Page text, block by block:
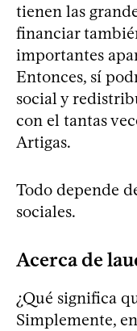
tienen las
financiar
importantes
Entonces, sí
social y
con el tantas
Artigas.
Todo depende
sociales.
Acerca de
¿Qué significa
Simplemente,